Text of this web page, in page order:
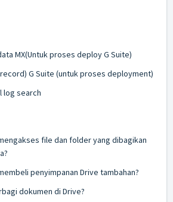
MX(Untuk proses deploy G Suite)
record) G Suite (untuk proses deployment)
log search
file dan folder yang dibagikan
penyimpanan Drive tambahan?
dokumen di Drive?